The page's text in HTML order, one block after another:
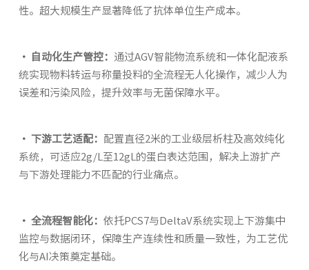
性。超大规模生产显著降低了抗体单位生产成本。
· 自动化生产管控： 通过AGV智能物流系统和一体化配液系
统实现物料转运与称量投料的全流程无人化操作，减少人为
误差和污染风险，提升效率与无菌保障水平。
· 下游工艺适配： 配置直径2米的工业级层析柱及高效纯化
系统，可适应2g/L至12gL的蛋白表达范围，解决上游扩产
与下游处理能力不匹配的行业痛点。
· 全流程智能化： 依托PCS7与DeltaV系统实现上下游集中
监控与数据闭环，保障生产连续性和质量一致性，为工艺优
化与AI决策奠定基础。